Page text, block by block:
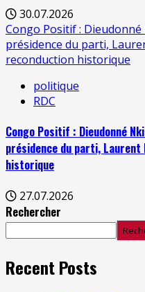
30.07.2026
Congo Positif :
présidence du parti,
reconduction historique
politique
RDC
Congo Positif : Dieudonné
présidence du parti, Laurent
historique
27.07.2026
Rechercher
Recent Posts